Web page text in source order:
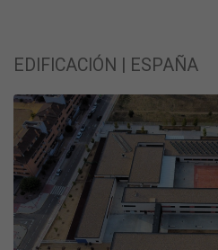
EDIFICACIÓN | ESPAÑA